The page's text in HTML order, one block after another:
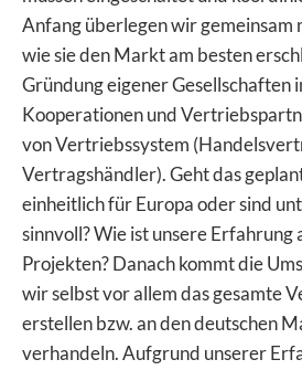
Anfang überlegen wir gemeinsam
wie sie den Markt am besten
Gründung eigener Gesellschaften
Kooperationen und
von Vertriebssystem
Vertragshändler). Geht das
einheitlich für Europa oder sind
sinnvoll? Wie ist unsere Erfahrung
Projekten? Danach kommt die
wir selbst vor allem das gesamte
erstellen bzw. an den deutschen
verhandeln. Aufgrund unserer